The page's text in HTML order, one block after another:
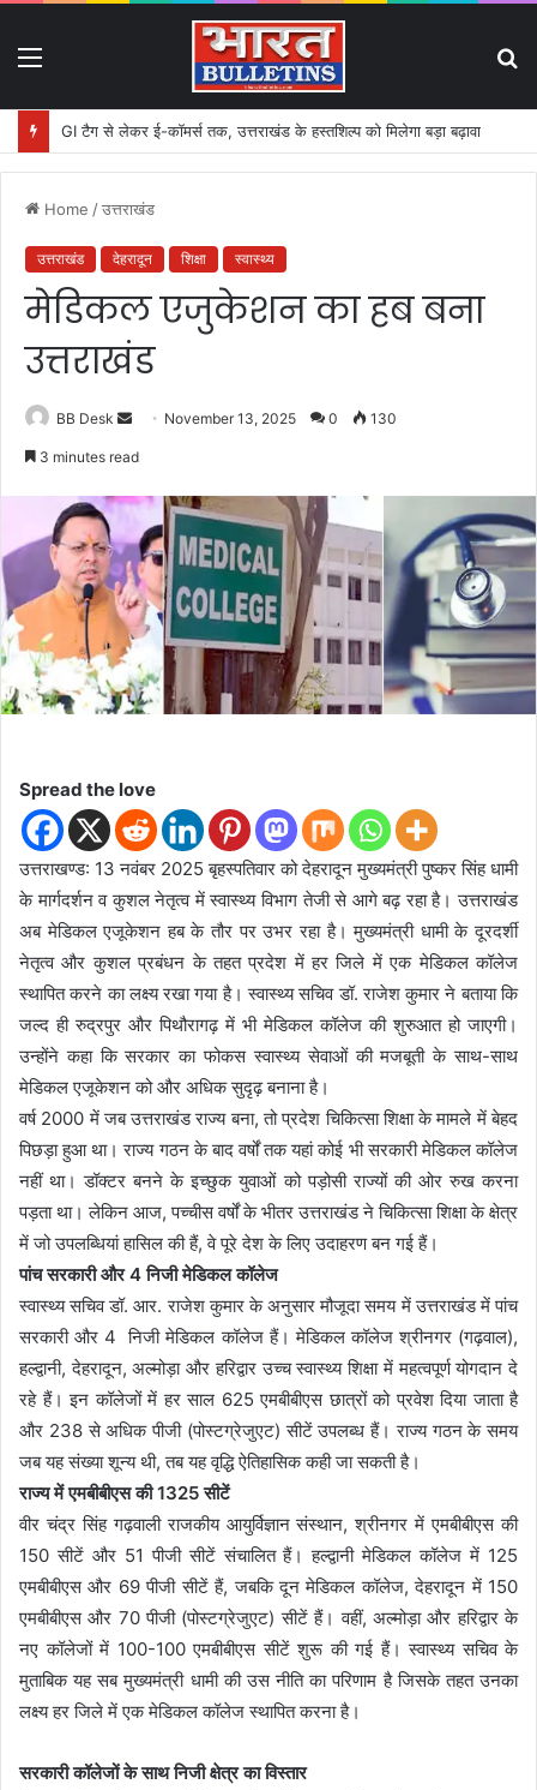
GI टैग से लेकर ई-कॉमर्स तक, उत्तराखंड के हस्तशिल्प को मिलेगा बड़ा बढ़ावा
Home /उत्तराखंड
उत्तराखंड देहरादून शिक्षा स्वास्थ्य
मेडिकल एजुकेशन का हब बना
उत्तराखंड
BB Desk
e
d
n
e
m
a
i
l
November 13, 2025 0 130
3 minutes read
Spread the love
उत्तराखण्ड: 13 नवंबर 2025 बृहस्पतिवार को देहरादून मुख्यमंत्री पुष्कर सिंह धामी
के मार्गदर्शन व कुशल नेतृत्व में स्वास्थ्य विभाग तेजी से आगे बढ़ रहा है। उत्तराखंड
अब मेडिकल एजूकेशन हब के तौर पर उभर रहा है। मुख्यमंत्री धामी के दूरदर्शी
नेतृत्व और कुशल प्रबंधन के तहत प्रदेश में हर जिले में एक मेडिकल कॉलेज
स्थापित करने का लक्ष्य रखा गया है। स्वास्थ्य सचिव डॉ. राजेश कुमार ने बताया कि
जल्द ही रुद्रपुर और पिथौरागढ़ में भी मेडिकल कॉलेज की शुरुआत हो जाएगी।
उन्होंने कहा कि सरकार का फोकस स्वास्थ्य सेवाओं की मजबूती के साथ-साथ
मेडिकल एजूकेशन को और अधिक सुदृढ़ बनाना है।
वर्ष 2000 में जब उत्तराखंड राज्य बना, तो प्रदेश चिकित्सा शिक्षा के मामले में बेहद
पिछड़ा हुआ था। राज्य गठन के बाद वर्षों तक यहां कोई भी सरकारी मेडिकल कॉलेज
नहीं था। डॉक्टर बनने के इच्छुक युवाओं को पड़ोसी राज्यों की ओर रुख करना
पड़ता था। लेकिन आज, पच्चीस वर्षों के भीतर उत्तराखंड ने चिकित्सा शिक्षा के क्षेत्र
में जो उपलब्धियां हासिल की हैं, वे पूरे देश के लिए उदाहरण बन गई हैं।
पांच सरकारी और 4 निजी मेडिकल कॉलेज
स्वास्थ्य सचिव डॉ. आर. राजेश कुमार के अनुसार मौजूदा समय में उत्तराखंड में पांच
सरकारी और 4 निजी मेडिकल कॉलेज हैं। मेडिकल कॉलेज श्रीनगर (गढ़वाल),
हल्द्वानी, देहरादून, अल्मोड़ा और हरिद्वार उच्च स्वास्थ्य शिक्षा में महत्वपूर्ण योगदान दे
रहे हैं। इन कॉलेजों में हर साल 625 एमबीबीएस छात्रों को प्रवेश दिया जाता है
और 238 से अधिक पीजी (पोस्टग्रेजुएट) सीटें उपलब्ध हैं। राज्य गठन के समय
जब यह संख्या शून्य थी, तब यह वृद्धि ऐतिहासिक कही जा सकती है।
राज्य में एमबीबीएस की 1325 सीटें
वीर चंद्र सिंह गढ़वाली राजकीय आयुर्विज्ञान संस्थान, श्रीनगर में एमबीबीएस की
150 सीटें और 51 पीजी सीटें संचालित हैं। हल्द्वानी मेडिकल कॉलेज में 125
एमबीबीएस और 69 पीजी सीटें हैं, जबकि दून मेडिकल कॉलेज, देहरादून में 150
एमबीबीएस और 70 पीजी (पोस्टग्रेजुएट) सीटें हैं। वहीं, अल्मोड़ा और हरिद्वार के
नए कॉलेजों में 100-100 एमबीबीएस सीटें शुरू की गई हैं। स्वास्थ्य सचिव के
मुताबिक यह सब मुख्यमंत्री धामी की उस नीति का परिणाम है जिसके तहत उनका
लक्ष्य हर जिले में एक मेडिकल कॉलेज स्थापित करना है।
सरकारी कॉलेजों के साथ निजी क्षेत्र का विस्तार